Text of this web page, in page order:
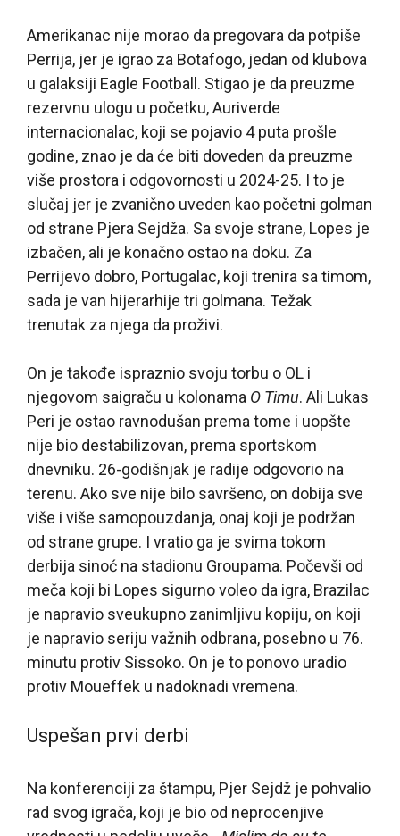
Amerikanac nije morao da pregovara da potpiše
Perrija, jer je igrao za Botafogo, jedan od klubova
u galaksiji Eagle Football. Stigao je da preuzme
rezervnu ulogu u početku, Auriverde
internacionalac, koji se pojavio 4 puta prošle
godine, znao je da će biti doveden da preuzme
više prostora i odgovornosti u 2024-25. I to je
slučaj jer je zvanično uveden kao početni golman
od strane Pjera Sejdža. Sa svoje strane, Lopes je
izbačen, ali je konačno ostao na doku. Za
Perrijevo dobro, Portugalac, koji trenira sa timom,
sada je van hijerarhije tri golmana. Težak
trenutak za njega da proživi.
On je takođe ispraznio svoju torbu o OL i
njegovom saigraču u kolonama O Timu. Ali Lukas
Peri je ostao ravnodušan prema tome i uopšte
nije bio destabilizovan, prema sportskom
dnevniku. 26-godišnjak je radije odgovorio na
terenu. Ako sve nije bilo savršeno, on dobija sve
više i više samopouzdanja, onaj koji je podržan
od strane grupe. I vratio ga je svima tokom
derbija sinoć na stadionu Groupama. Počevši od
meča koji bi Lopes sigurno voleo da igra, Brazilac
je napravio sveukupno zanimljivu kopiju, on koji
je napravio seriju važnih odbrana, posebno u 76.
minutu protiv Sissoko. On je to ponovo uradio
protiv Moueffek u nadoknadi vremena.
Uspešan prvi derbi
Na konferenciji za štampu, Pjer Sejdž je pohvalio
rad svog igrača, koji je bio od neprocenjive